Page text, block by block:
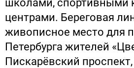
школами, спортивными
центрами. Береговая
живописное место для
Петербурга жителей
Пискарёвский